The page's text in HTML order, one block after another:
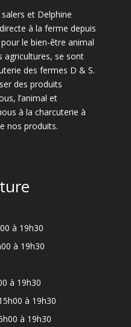
et Delphine
à la ferme depuis
le bien-être animal
agricultures, se sont
des fermes D & S.
des produits
l’animal et
à la charcuterie à
nos produits.
à 19h30
à 19h30
à 19h30
à 19h30
à 19h30